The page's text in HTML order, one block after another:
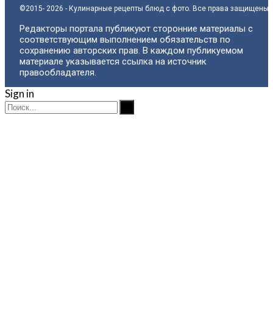
©2015- 2026 - Кулинарные рецепты блюд с фото. Все права защищены.
Редакторы портала публикуют сторонние материалы с
соответствующим выполнением обязательств по
сохранению авторских прав. В каждом публикуемом
материале указывается ссылка на источник
правообладателя.
Sign in